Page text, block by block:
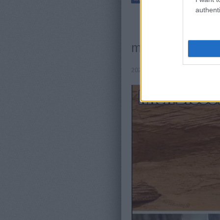
modern times
2022.06.21. 21:54 |